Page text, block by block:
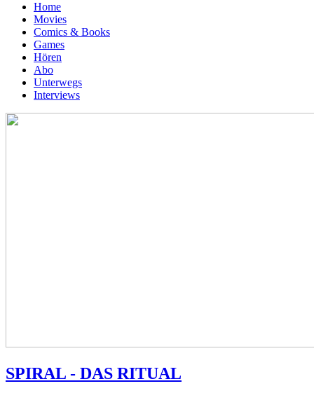
Home
Movies
Comics & Books
Games
Hören
Abo
Unterwegs
Interviews
SPIRAL - DAS RITUAL